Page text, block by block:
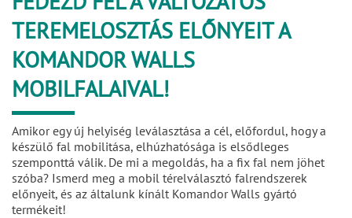
TEREMELOSZTÁS ELŐNYEIT A
KOMANDOR WALLS
MOBILFALAIVAL!
Amikor egy új helyiség leválasztása a cél, előfordul, hogy a
készülő fal mobilitása, elhúzhatósága is elsődleges
szemponttá válik. De mi a megoldás, ha a fix fal nem jöhet
szóba? Ismerd meg a mobil térelválasztó falrendszerek
előnyeit, és az általunk kínált Komandor Walls gyártó
termékeit!